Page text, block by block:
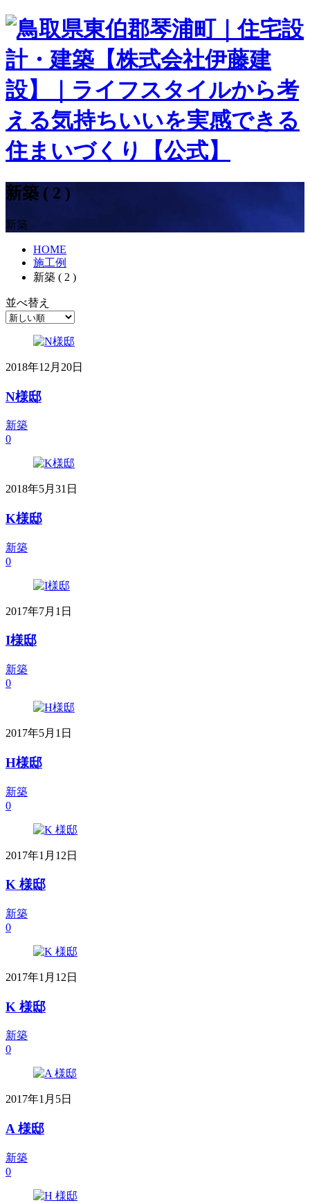
新築 ( 2 )
新築
HOME
施工例
新築 ( 2 )
並べ替え
2018年12月20日
N様邸
新築
0
2018年5月31日
K様邸
新築
0
2017年7月1日
I様邸
新築
0
2017年5月1日
H様邸
新築
0
2017年1月12日
K 様邸
新築
0
2017年1月12日
K 様邸
新築
0
2017年1月5日
A 様邸
新築
0